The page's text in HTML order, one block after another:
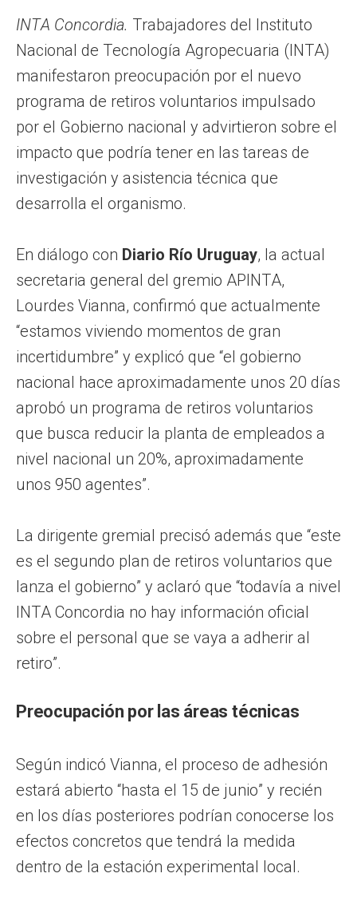
INTA Concordia. Trabajadores del Instituto
Nacional de Tecnología Agropecuaria (INTA)
manifestaron preocupación por el nuevo
programa de retiros voluntarios impulsado
por el Gobierno nacional y advirtieron sobre el
impacto que podría tener en las tareas de
investigación y asistencia técnica que
desarrolla el organismo.
En diálogo con Diario Río Uruguay, la actual
secretaria general del gremio APINTA,
Lourdes Vianna, confirmó que actualmente
“estamos viviendo momentos de gran
incertidumbre” y explicó que “el gobierno
nacional hace aproximadamente unos 20 días
aprobó un programa de retiros voluntarios
que busca reducir la planta de empleados a
nivel nacional un 20%, aproximadamente
unos 950 agentes”.
La dirigente gremial precisó además que “este
es el segundo plan de retiros voluntarios que
lanza el gobierno” y aclaró que “todavía a nivel
INTA Concordia no hay información oficial
sobre el personal que se vaya a adherir al
retiro”.
Preocupación por las áreas técnicas
Según indicó Vianna, el proceso de adhesión
estará abierto “hasta el 15 de junio” y recién
en los días posteriores podrían conocerse los
efectos concretos que tendrá la medida
dentro de la estación experimental local.